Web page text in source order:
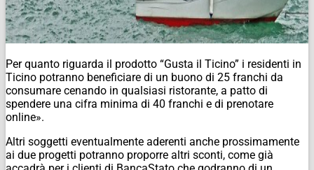
Per quanto riguarda il prodotto “Gusta il Ticino” i residenti in
Ticino potranno beneficiare di un buono di 25 franchi da
consumare cenando in qualsiasi ristorante, a patto di
spendere una cifra minima di 40 franchi e di prenotare
online».
Altri soggetti eventualmente aderenti anche prossimamente
ai due progetti potranno proporre altri sconti, come già